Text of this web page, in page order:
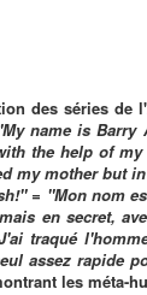
des séries de l'
name is Barry
the help of
my mother but
= "Mon nom
en secret,
traqué
assez rapide
les méta-